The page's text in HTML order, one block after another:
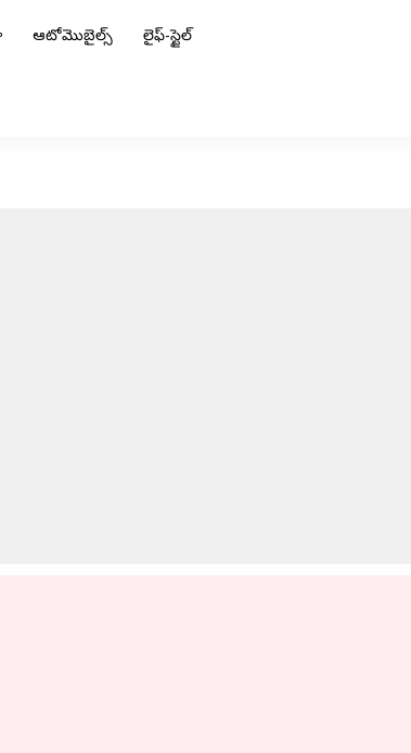
ఆటోమొబైల్స్ లైఫ్-స్టైల్